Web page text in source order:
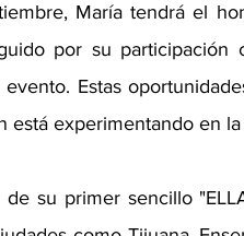
María tendrá el
por su
Estas
está experimentando en
su primer sencillo